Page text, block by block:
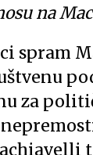
na
spram
za